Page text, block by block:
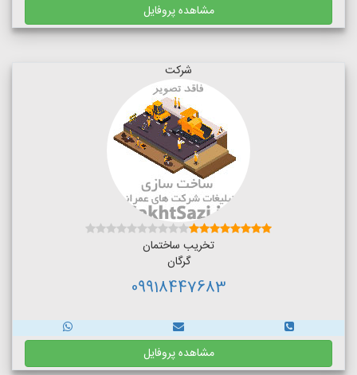
مشاهده پروفایل
شرکت
تخریب ساختمان
گرگان
09918447683
مشاهده پروفایل